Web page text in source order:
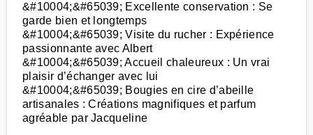
&#10004;&#65039; Excellente conservation : Se
garde bien et longtemps
&#10004;&#65039; Visite du rucher : Expérience
passionnante avec Albert
&#10004;&#65039; Accueil chaleureux : Un vrai
plaisir d’échanger avec lui
&#10004;&#65039; Bougies en cire d’abeille
artisanales : Créations magnifiques et parfum
agréable par Jacqueline